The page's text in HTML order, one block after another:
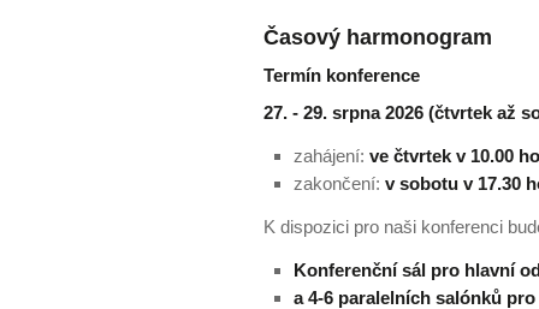
Časový harmonogram
Termín konference
27. - 29. srpna 2026 (čtvrtek až
zahájení: ve čtvrtek v 10.00
zakončení: v sobotu v 17.30
K dispozici pro naši konferenci
Konferenční sál pro hlavní
a 4-6 paralelních salónků